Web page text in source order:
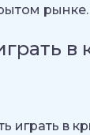
рынке.
в
играть в